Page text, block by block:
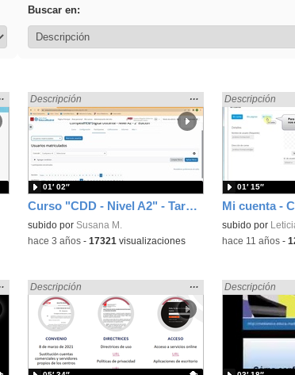
Buscar en:
búsqueda
Curso "CDD - Nivel A2" - Tarea práctica 1 - Paso 7
Encontrado «EducaMadrid» en:
Descripción
Mostrar
la
ubicación
búsqueda
…
subido por Susana M.
01′ 02″
-hace 3 años- 17321 visualizaciones
Mi cuenta -
Encontrado
Descripción
subido por
01′ 15″
-hace 11 años-
Encontrado «EducaMadrid» en:
Descripción
Mostrar
la
ubicación
de la
… Encontrado
Descripción